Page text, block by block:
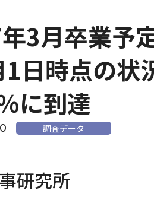
3月卒業予
1日時点の
に到達
調査データ
研究所